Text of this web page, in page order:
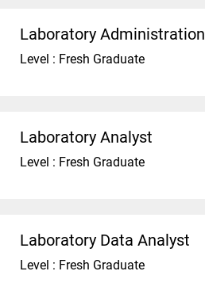
Laboratory Administration
Level : Fresh Graduate
Laboratory Analyst
Level : Fresh Graduate
Laboratory Data Analyst
Level : Fresh Graduate